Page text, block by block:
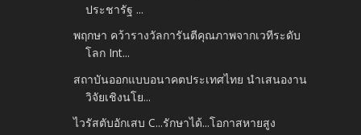
ประชารัฐ ...
พฤกษา คว้ารางวัลการันตีคุณภาพจากเวทีระดับ
โลก Int...
สถาบันออกแบบอนาคตประเทศไทย นำเสนองาน
วิจัยเชิงนโย...
ไวรัสตับอักเสบ C...รักษาได้...โอกาสหายสูง